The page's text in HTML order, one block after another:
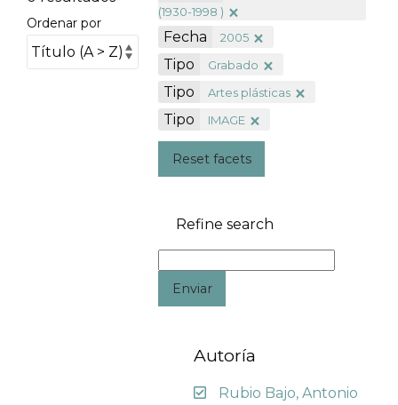
Ordenar por
(1930-1998 )
Fecha 2005
Tipo Grabado
Tipo Artes plásticas
Tipo IMAGE
Reset facets
Refine search
Enviar
Autoría
Rubio Bajo, Antonio